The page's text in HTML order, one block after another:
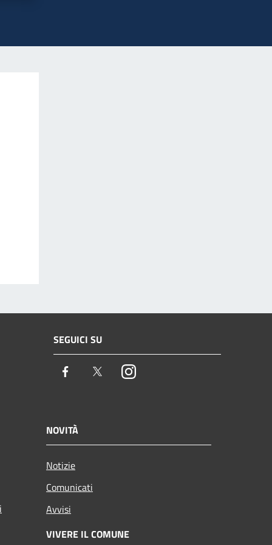
SEGUICI SU
Facebook TwitterInstagram
NOVITÀ
Notizie
Comunicati
Avvisi
VIVERE IL COMUNE